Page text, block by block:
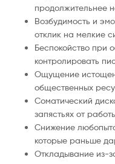
продолжительнее
Возбудимость и
отклик на мелкие
Беспокойство при
контролировать
Ощущение
общественных
Соматический
запястьях от
Снижение
которые раньше
Откладывание из-